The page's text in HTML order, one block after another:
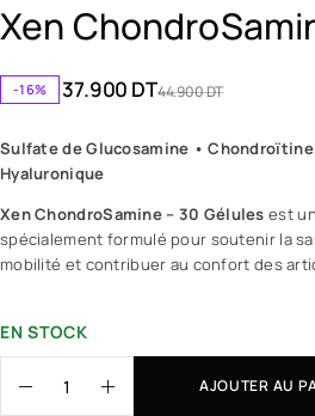
Xen
-16% 44.900DT
37.900 DT
Sulfate de Glucosamine •
Hyaluronique
Xen ChondroSamine – 30 Gélules est
spécialement formulé pour soutenir la
mobilité et contribuer au confort des
EN STOCK
AJOUTER AU